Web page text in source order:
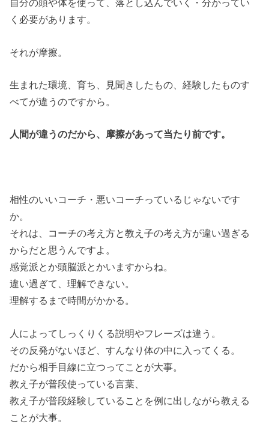
自分の頭や体を使って、落とし込んでいく・分かってい
く必要があります。
それが摩擦。
生まれた環境、育ち、見聞きしたもの、経験したものす
べてが違うのですから。
人間が違うのだから、摩擦があって当たり前です。
相性のいいコーチ・悪いコーチっているじゃないです
か。
それは、コーチの考え方と教え子の考え方が違い過ぎる
からだと思うんですよ。
感覚派とか頭脳派とかいますからね。
違い過ぎて、理解できない。
理解するまで時間がかかる。
人によってしっくりくる説明やフレーズは違う。
その反発がないほど、すんなり体の中に入ってくる。
だから相手目線に立つってことが大事。
教え子が普段使っている言葉、
教え子が普段経験していることを例に出しながら教える
ことが大事。